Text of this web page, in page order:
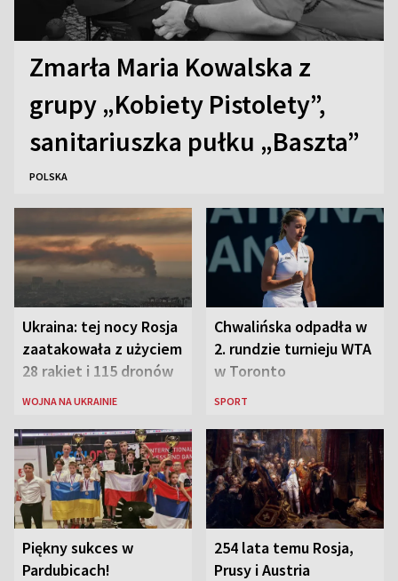
Zmarła Maria Kowalska z
grupy „Kobiety Pistolety”,
sanitariuszka pułku „Baszta”
POLSKA
Ukraina: tej nocy Rosja
zaatakowała z użyciem
28 rakiet i 115 dronów
WOJNA NA UKRAINIE
Chwalińska odpadła w
2. rundzie turnieju WTA
w Toronto
SPORT
Piękny sukces w
Pardubicach!
254 lata temu Rosja,
Prusy i Austria